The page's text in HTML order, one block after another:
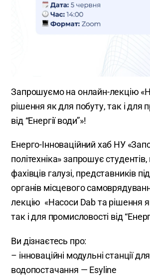
Запрошуємо на онлайн-лекцію
рішення як для побуту, так і для
від “Енергії води”»!
Енерго-Інноваційний хаб НУ
політехніка» запрошує
фахівців галузі, представників
органів місцевого
лекцію «Насоси Dab та рішення
так і для промисловості від
Ви дізнаєтесь про:
– інноваційні модульні станції для
водопостачання — Esyline